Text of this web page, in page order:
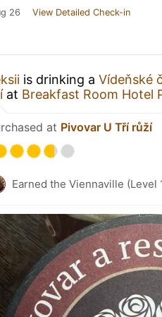
26 View Detailed Check-in
is drinking a Vídeňské
at Breakfast Room Hotel
at Pivovar U Tří růží
Earned the Viennaville (Level